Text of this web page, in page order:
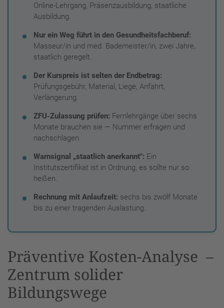
Online-Lehrgang, Präsenzausbildung, staatliche
Ausbildung.
Nur ein Weg führt in den Gesundheitsfachberuf:
Masseur/in und med. Bademeister/in, zwei Jahre,
staatlich geregelt.
Der Kurspreis ist selten der Endbetrag:
Prüfungsgebühr, Material, Liege, Anfahrt,
Verlängerung.
ZFU-Zulassung prüfen: Fernlehrgänge über sechs
Monate brauchen sie — Nummer erfragen und
nachschlagen.
Warnsignal „staatlich anerkannt": Ein
Institutszertifikat ist in Ordnung, es sollte nur so
heißen.
Rechnung mit Anlaufzeit: sechs bis zwölf Monate
bis zu einer tragenden Auslastung.
Präventive Kosten-Analyse –
Zentrum solider
Bildungswege